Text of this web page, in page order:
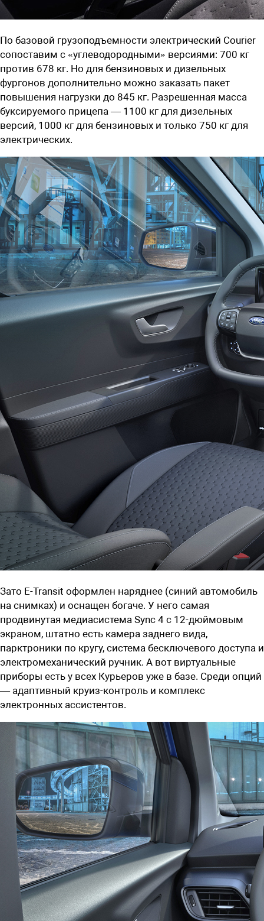
По базовой грузоподъемности электрический Courier
сопоставим с «углеводородными» версиями: 700 кг
против 678 кг. Но для бензиновых и дизельных
фургонов дополнительно можно заказать пакет
повышения нагрузки до 845 кг. Разрешенная масса
буксируемого прицепа — 1100 кг для дизельных
версий, 1000 кг для бензиновых и только 750 кг для
электрических.
Зато E-Transit оформлен наряднее (синий автомобиль
на снимках) и оснащен богаче. У него самая
продвинутая медиасистема Sync 4 с 12-дюймовым
экраном, штатно есть камера заднего вида,
парктроники по кругу, система бесключевого доступа и
электромеханический ручник. А вот виртуальные
приборы есть у всех Курьеров уже в базе. Среди опций
— адаптивный круиз-контроль и комплекс
электронных ассистентов.